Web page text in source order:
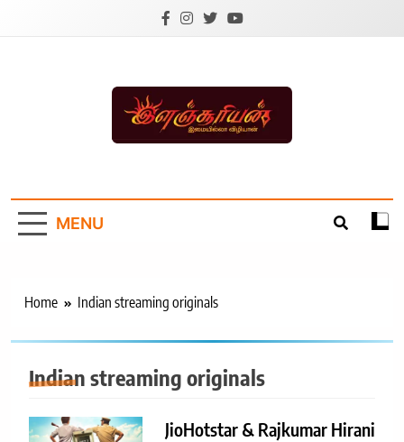
Tamil News |
Health | Tamil
Technology |
Sports News
MENU
Home Indian streaming originals
Indian streaming originals
JioHotstar & Rajkumar Hirani